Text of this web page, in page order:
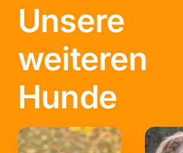
Unsere
weiteren
Hunde